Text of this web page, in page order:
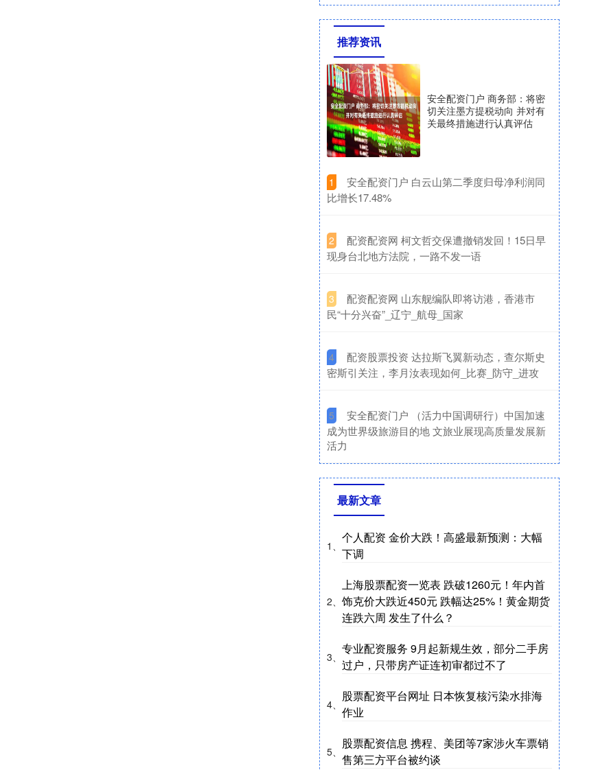
推荐资讯
安全配资门户 商务部：将密
切关注墨方提税动向 并对有
关最终措施进行认真评估
1
​安全配资门户 白云山第二季度归母净利润同
比增长17.48%
2
​配资配资网 柯文哲交保遭撤销发回！15日早
现身台北地方法院，一路不发一语
3
​配资配资网 山东舰编队即将访港，香港市
民“十分兴奋”_辽宁_航母_国家
4
​配资股票投资 达拉斯飞翼新动态，查尔斯史
密斯引关注，李月汝表现如何_比赛_防守_进攻
5
​安全配资门户 （活力中国调研行）中国加速
成为世界级旅游目的地 文旅业展现高质量发展新
活力
最新文章
1、
个人配资 金价大跌！高盛最新预测：大幅
下调
2、
上海股票配资一览表 跌破1260元！年内首
饰克价大跌近450元 跌幅达25%！黄金期货
连跌六周 发生了什么？
3、
专业配资服务 9月起新规生效，部分二手房
过户，只带房产证连初审都过不了
4、
股票配资平台网址 日本恢复核污染水排海
作业
5、
股票配资信息 携程、美团等7家涉火车票销
售第三方平台被约谈